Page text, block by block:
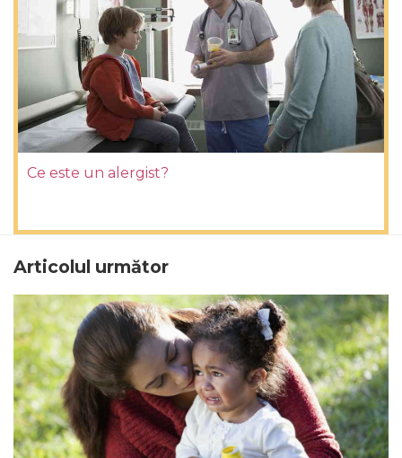
Ce este un alergist?
Articolul următor